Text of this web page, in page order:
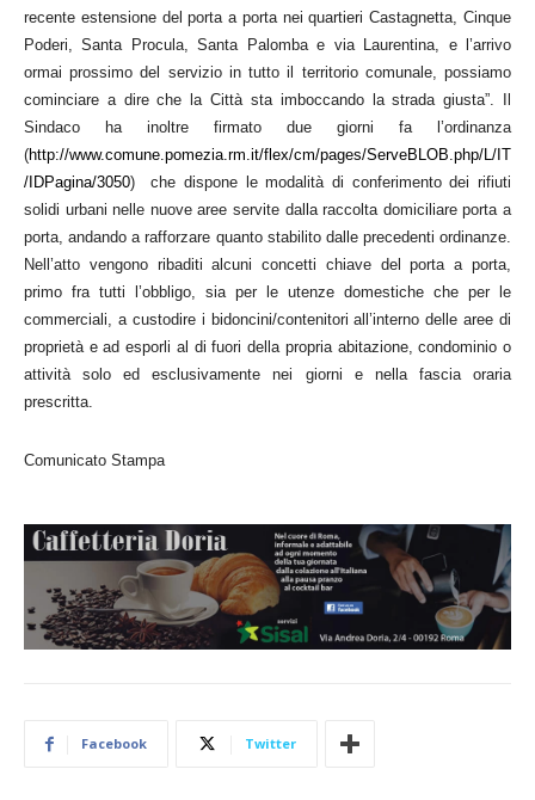
recente estensione del porta a porta nei quartieri Castagnetta, Cinque
Poderi, Santa Procula, Santa Palomba e via Laurentina, e l’arrivo
ormai prossimo del servizio in tutto il territorio comunale, possiamo
cominciare a dire che la Città sta imboccando la strada giusta”. Il
Sindaco ha inoltre firmato due giorni fa l’ordinanza
(http://www.comune.pomezia.rm.it/flex/cm/pages/ServeBLOB.php/L/IT
/IDPagina/3050) che dispone le modalità di conferimento dei rifiuti
solidi urbani nelle nuove aree servite dalla raccolta domiciliare porta a
porta, andando a rafforzare quanto stabilito dalle precedenti ordinanze.
Nell’atto vengono ribaditi alcuni concetti chiave del porta a porta,
primo fra tutti l’obbligo, sia per le utenze domestiche che per le
commerciali, a custodire i bidoncini/contenitori all’interno delle aree di
proprietà e ad esporli al di fuori della propria abitazione, condominio o
attività solo ed esclusivamente nei giorni e nella fascia oraria
prescritta.
Comunicato Stampa
Facebook Twitter